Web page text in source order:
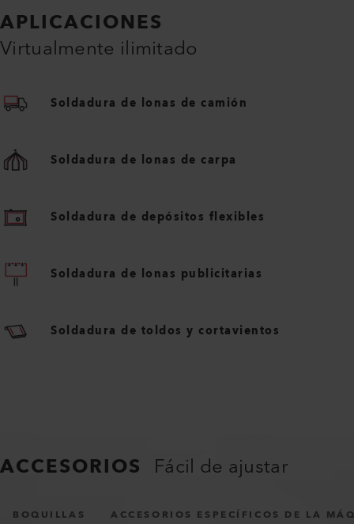
APLICACIONES
Virtualmente ilimitado
Soldadura de lonas de camión
Soldadura de lonas de carpa
Soldadura de depósitos flexibles
Soldadura de lonas publicitarias
Soldadura de toldos y cortavientos
ACCESORIOS Fácil de ajustar
BOQUILLAS ACCESORIOS ESPECÍFICOS DE LA